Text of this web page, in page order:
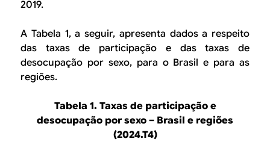
2019.
A Tabela 1, a seguir, apresenta dados a respeito
das taxas de participação e das taxas de
desocupação por sexo, para o Brasil e para as
regiões.
Tabela 1. Taxas de participação e
desocupação por sexo – Brasil e regiões
(2024.T4)